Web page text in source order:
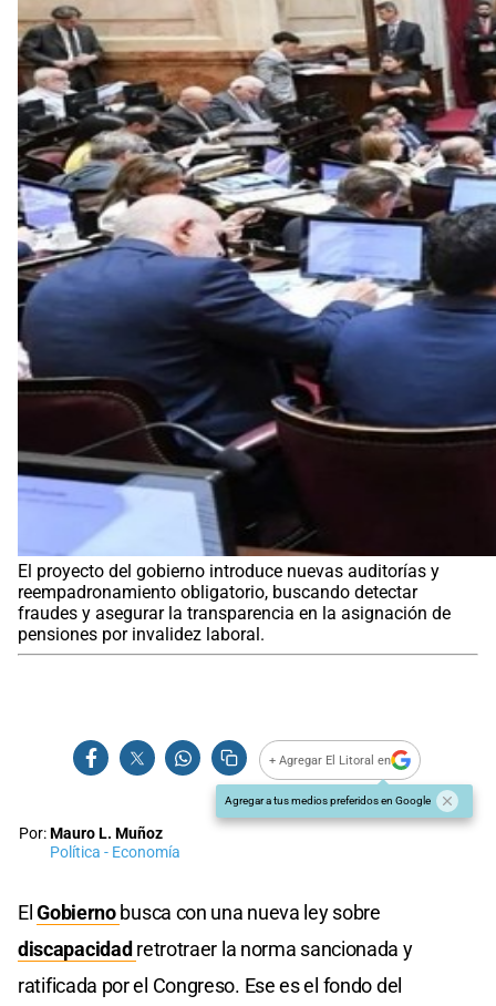
El proyecto del gobierno introduce nuevas auditorías y
reempadronamiento obligatorio, buscando detectar
fraudes y asegurar la transparencia en la asignación de
pensiones por invalidez laboral.
+ Agregar El Litoral en
Agregar a tus medios preferidos en Google
Por:Mauro L. Muñoz
Política - Economía
ElGobiernobusca con una nueva ley sobre
discapacidad retrotraer la norma sancionada y
ratificada por el Congreso. Ese es el fondo del